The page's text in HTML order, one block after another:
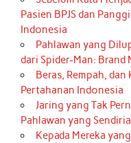
Pasien BPJS dan
Indonesia
Pahlawan yang
dari Spider-Man: Brand
Beras, Rempah,
Pertahanan Indonesia
Jaring yang Tak
Pahlawan yang
Kepada Mereka